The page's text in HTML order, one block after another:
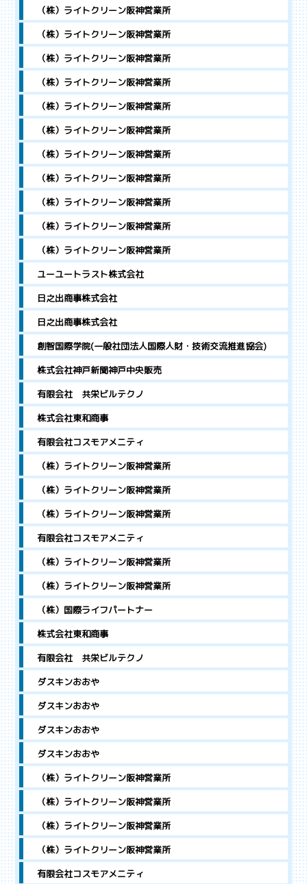
（株）ライトクリーン阪神営業所
（株）ライトクリーン阪神営業所
（株）ライトクリーン阪神営業所
（株）ライトクリーン阪神営業所
（株）ライトクリーン阪神営業所
（株）ライトクリーン阪神営業所
（株）ライトクリーン阪神営業所
（株）ライトクリーン阪神営業所
（株）ライトクリーン阪神営業所
（株）ライトクリーン阪神営業所
（株）ライトクリーン阪神営業所
ユーユートラスト株式会社
日之出商事株式会社
日之出商事株式会社
創智国際学院(一般社団法人国際人財・技術交流推進協会)
株式会社神戸新聞神戸中央販売
有限会社 共栄ビルテクノ
株式会社東和商事
有限会社コスモアメニティ
（株）ライトクリーン阪神営業所
（株）ライトクリーン阪神営業所
（株）ライトクリーン阪神営業所
有限会社コスモアメニティ
（株）ライトクリーン阪神営業所
（株）ライトクリーン阪神営業所
（株）国際ライフパートナー
株式会社東和商事
有限会社 共栄ビルテクノ
ダスキンおおや
ダスキンおおや
ダスキンおおや
ダスキンおおや
（株）ライトクリーン阪神営業所
（株）ライトクリーン阪神営業所
（株）ライトクリーン阪神営業所
（株）ライトクリーン阪神営業所
有限会社コスモアメニティ